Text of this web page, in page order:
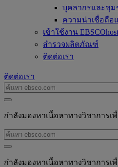
บุคลากรและชุม
ความน่าเชื่อถือ
เข้าใช้งาน EBSCOhost
สำรวจผลิตภัณฑ์
ติดต่อเรา
ติดต่อเรา
กำลังมองหาเนื้อหาทางวิชาการ
กำลังมองหาเนื้อหาทางวิชาการ